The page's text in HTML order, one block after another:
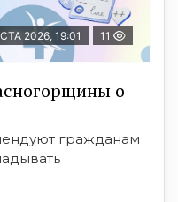
2026, 19:01 11
о
гражданам